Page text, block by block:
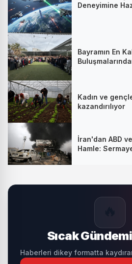
Deneyimine
Bayramın En
Kadın ve
kazandırılıyor
İran'dan ABD
Hamle:
Sıcak Gündemi
Haberleri dikey formatta